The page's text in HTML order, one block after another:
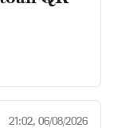
21:02, 06/08/2026